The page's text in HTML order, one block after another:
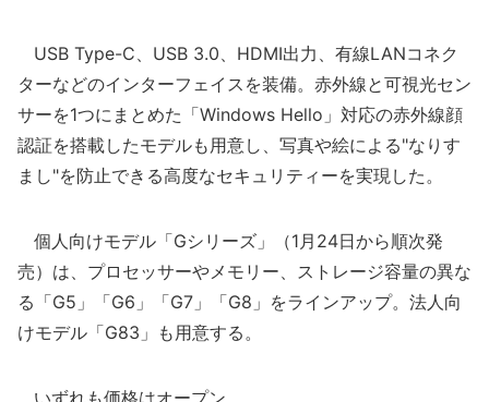
USB Type-C、USB 3.0、HDMI出力、有線LANコネク
ターなどのインターフェイスを装備。赤外線と可視光セン
サーを1つにまとめた「Windows Hello」対応の赤外線顔
認証を搭載したモデルも用意し、写真や絵による"なりす
まし"を防止できる高度なセキュリティーを実現した。
個人向けモデル「Gシリーズ」（1月24日から順次発
売）は、プロセッサーやメモリー、ストレージ容量の異な
る「G5」「G6」「G7」「G8」をラインアップ。法人向
けモデル「G83」も用意する。
いずれも価格はオープン。